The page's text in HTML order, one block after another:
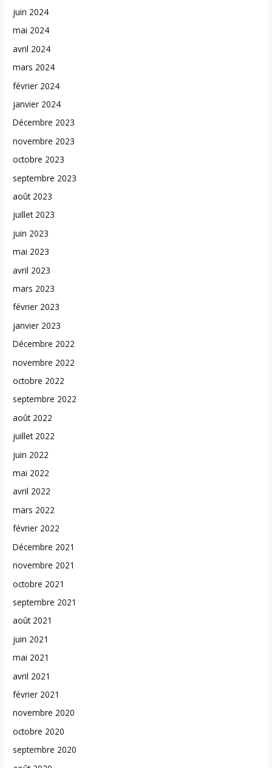
juin 2024
mai 2024
avril 2024
mars 2024
février 2024
janvier 2024
Décembre 2023
novembre 2023
octobre 2023
septembre 2023
août 2023
juillet 2023
juin 2023
mai 2023
avril 2023
mars 2023
février 2023
janvier 2023
Décembre 2022
novembre 2022
octobre 2022
septembre 2022
août 2022
juillet 2022
juin 2022
mai 2022
avril 2022
mars 2022
février 2022
Décembre 2021
novembre 2021
octobre 2021
septembre 2021
août 2021
juin 2021
mai 2021
avril 2021
février 2021
novembre 2020
octobre 2020
septembre 2020